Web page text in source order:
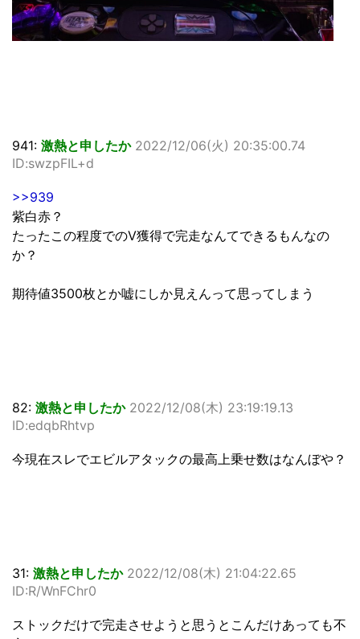
941: 激熱と申したか 2022/12/06(火) 20:35:00.74
ID:swzpFIL+d
>>939
紫白赤？
たったこの程度でのV獲得で完走なんてできるもんなの
か？
期待値3500枚とか嘘にしか見えんって思ってしまう
82: 激熱と申したか 2022/12/08(木) 23:19:19.13
ID:edqbRhtvp
今現在スレでエビルアタックの最高上乗せ数はなんぼや？
31: 激熱と申したか 2022/12/08(木) 21:04:22.65
ID:R/WnFChr0
ストックだけで完走させようと思うとこんだけあっても不